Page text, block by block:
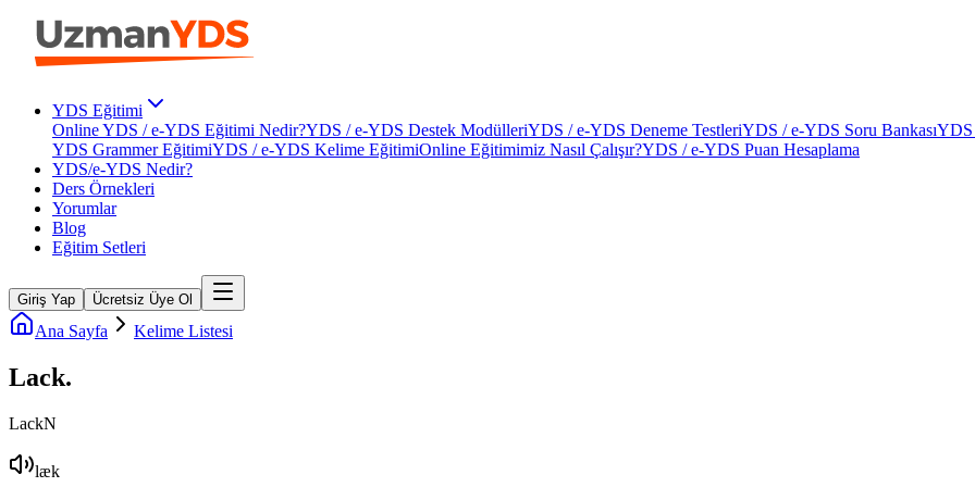
YDS Eğitimi
Online YDS / e-YDS Eğitimi Nedir?YDS / e-YDS Destek ModülleriYDS / e-YDS Deneme TestleriYDS / e-YDS Soru BankasıYDS
YDS Grammer EğitimiYDS / e-YDS Kelime EğitimiOnline Eğitimimiz Nasıl Çalışır?YDS / e-YDS Puan Hesaplama
YDS/e-YDS Nedir?
Ders Örnekleri
Yorumlar
Blog
Eğitim Setleri
Giriş Yap Ücretsiz Üye Ol
Ana Sayfa Kelime Listesi
Lack.
LackN
læk